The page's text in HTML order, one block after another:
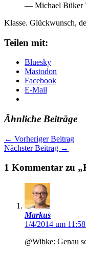
— Michael Büker
Klasse. Glückwunsch,
Teilen mit:
Bluesky
Mastodon
Facebook
E-Mail
Ähnliche Beiträge
← Vorheriger Beitrag
Nächster Beitrag →
1 Kommentar zu
Markus
1/4/2014 um
@Wibke: Genau